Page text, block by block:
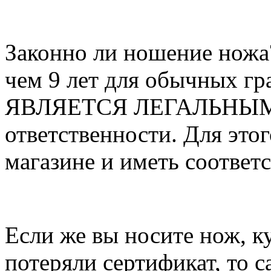
Законно ли ношение
чем 9 лет для
ЯВЛЯЕТСЯ ЛЕГАЛЬНЫМ,
ответственности. Для
магазине и иметь
Если же вы носите нож,
потеряли сертификат, то